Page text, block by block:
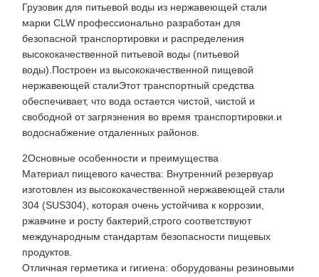
Грузовик для питьевой воды из нержавеющей стали
марки CLW профессионально разработан для
безопасной транспортировки и распределения
высококачественной питьевой воды (питьевой
воды).Построен из высококачественной пищевой
нержавеющей сталиЭтот транспортный средства
обеспечивает, что вода остается чистой, чистой и
свободной от загрязнения во время транспортировки.и
водоснабжение отдаленных районов.
2Основные особенности и преимущества
Материал пищевого качества: Внутренний резервуар
изготовлен из высококачественной нержавеющей стали
304 (SUS304), которая очень устойчива к коррозии,
ржавчине и росту бактерий,строго соответствуют
международным стандартам безопасности пищевых
продуктов.
Отличная герметика и гигиена: оборудованы резиновыми